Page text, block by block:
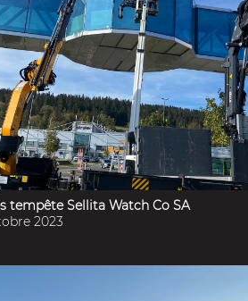
tempête Sellita Watch Co SA
2023